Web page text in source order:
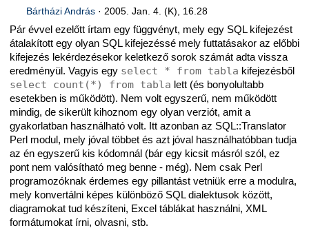
Bártházi András· 2005. Jan. 4. (K), 16.28
Pár évvel ezelőtt írtam egy függvényt, mely egy SQL kifejezést
átalakított egy olyan SQL kifejezéssé mely futtatásakor az előbbi
kifejezés lekérdezésekor keletkező sorok számát adta vissza
eredményül. Vagyis egy select * from tabla kifejezésből
select count(*) from tabla lett (és bonyolultabb
esetekben is működött). Nem volt egyszerű, nem működött
mindig, de sikerült kihoznom egy olyan verziót, amit a
gyakorlatban használható volt. Itt azonban az SQL::Translator
Perl modul, mely jóval többet és azt jóval használhatóbban tudja
az én egyszerű kis kódomnál (bár egy kicsit másról szól, ez
pont nem valósítható meg benne - még). Nem csak Perl
programozóknak érdemes egy pillantást vetniük erre a modulra,
mely konvertálni képes különböző SQL dialektusok között,
diagramokat tud készíteni, Excel táblákat használni, XML
formátumokat írni, olvasni, stb.